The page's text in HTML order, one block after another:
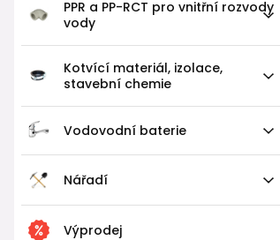
PPR a PP-RCT pro vnitřní rozvody
vody
Kotvící materiál, izolace,
stavební chemie
Vodovodní baterie
Nářadí
Výprodej